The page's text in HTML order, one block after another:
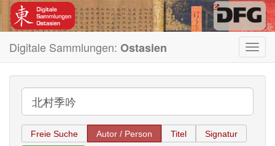
Digitale Sammlungen: Ostasien
Freie Suche Autor / Person Titel Signatur